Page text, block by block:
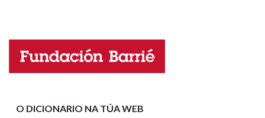
LIMPAR
Nome
O DICIONARIO NA TÚA WEB